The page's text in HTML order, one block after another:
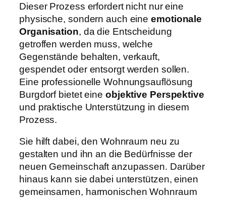
Dieser Prozess erfordert nicht nur eine
physische, sondern auch eineemotionale
Organisation, da die Entscheidung
getroffen werden muss, welche
Gegenstände behalten, verkauft,
gespendet oder entsorgt werden sollen.
Eine professionelle Wohnungsauflösung
Burgdorf bietet eine objektive Perspektive
und praktische Unterstützung in diesem
Prozess.
Sie hilft dabei, den Wohnraum neu zu
gestalten und ihn an die Bedürfnisse der
neuen Gemeinschaft anzupassen. Darüber
hinaus kann sie dabei unterstützen, einen
gemeinsamen, harmonischen Wohnraum